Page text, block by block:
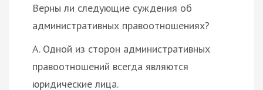
Верны ли следующие суждения об
административных правоотношениях?
А. Одной из сторон административных
правоотношений всегда являются
юридические лица.